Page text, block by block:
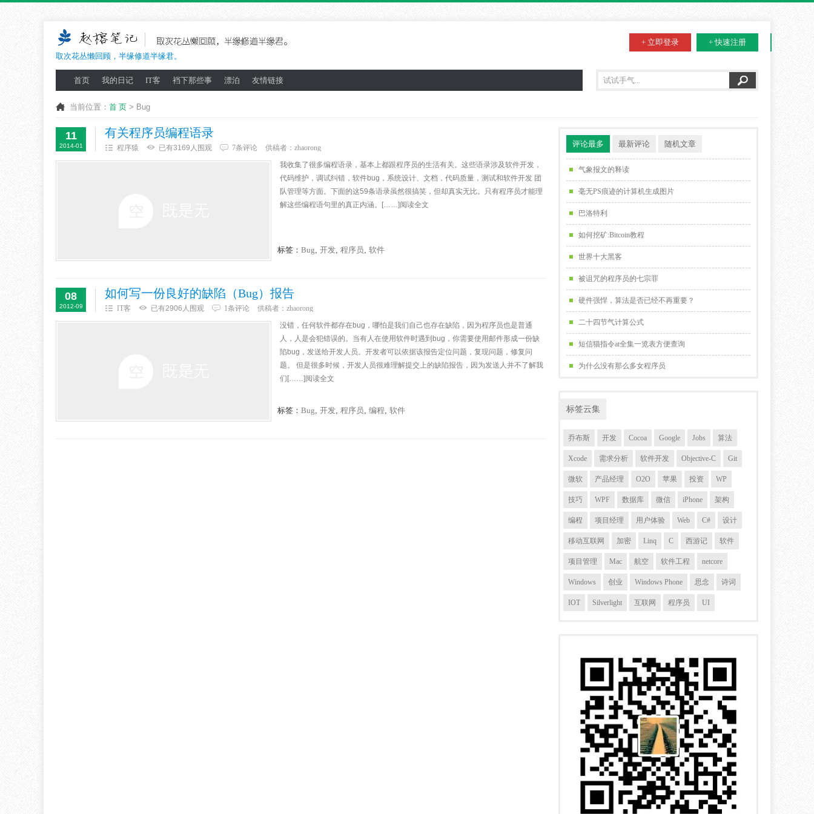
取次花丛懒回顾，半缘修道半缘君。
+ 立即登录 + 快速注册
首页 我的日记 IT客 裆下那些事 漂泊 友情链接
当前位置： 首 页 > Bug
11
2014-01
有关程序员编程语录
程序猿 已有3169人围观 7条评论 供稿者： zhaorong
我收集了很多编程语录，基本上都跟程序员的生活有关。这些语录涉及软件开发，
代码维护，调试纠错，软件bug，系统设计、文档，代码质量，测试和软件开发 团
队管理等方面。下面的这59条语录虽然很搞笑，但却真实无比。只有程序员才能理
解这些编程语句里的真正内涵。[……]阅读全文
标签： Bug, 开发, 程序员, 软件
08
2012-09
如何写一份良好的缺陷（Bug）报告
IT客 已有2906人围观 1条评论 供稿者： zhaorong
没错，任何软件都存在bug，哪怕是我们自己也存在缺陷，因为程序员也是普通
人，人是会犯错误的。当有人在使用软件时遇到bug，你需要使用邮件形成一份缺
陷bug，发送给开发人员。开发者可以依据该报告定位问题，复现问题，修复问
题。 但是很多时候，开发人员很难理解提交上的缺陷报告，因为发送人并不了解我
们[……]阅读全文
标签： Bug, 开发, 程序员, 编程, 软件
评论最多 最新评论 随机文章
气象报文的释读
毫无PS痕迹的计算机生成图片
巴洛特利
如何挖矿:Bitcoin教程
世界十大黑客
被诅咒的程序员的七宗罪
硬件强悍，算法是否已经不再重要？
二十四节气计算公式
短信猫指令at全集一览表方便查询
为什么没有那么多女程序员
标签云集
乔布斯 开发 Cocoa Google Jobs 算法
Xcode 需求分析 软件开发 Objective-C Git
微软 产品经理 O2O 苹果 投资 WP
技巧 WPF 数据库 微信 iPhone 架构
编程 项目经理 用户体验 Web C# 设计
移动互联网 加密 Linq C 西游记 软件
项目管理 Mac 航空 软件工程 netcore
Windows 创业 Windows Phone 思念 诗词
IOT Silverlight 互联网 程序员 UI